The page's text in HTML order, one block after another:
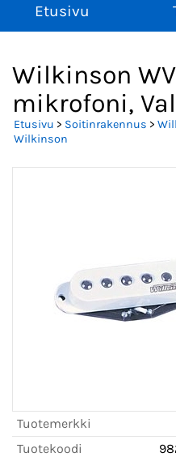
Etusivu
Wilkinson
mikrofoni,
Etusivu > Soitinrakennus >
Wilkinson
Tuotemerkki
Tuotekoodi